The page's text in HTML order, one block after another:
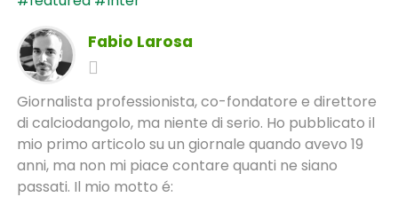
Fabio Larosa
Giornalista professionista, co-fondatore e direttore
di calciodangolo, ma niente di serio. Ho pubblicato il
mio primo articolo su un giornale quando avevo 19
anni, ma non mi piace contare quanti ne siano
passati. Il mio motto é: